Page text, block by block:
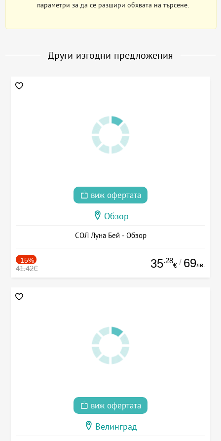
параметри за да се разшири обхвата на търсене.
Други изгодни предложения
виж офертата
Обзор
СОЛ Луна Бей - Обзор
-15%
41.42€ 35.28
€ / 69лв.
виж офертата
Велинград